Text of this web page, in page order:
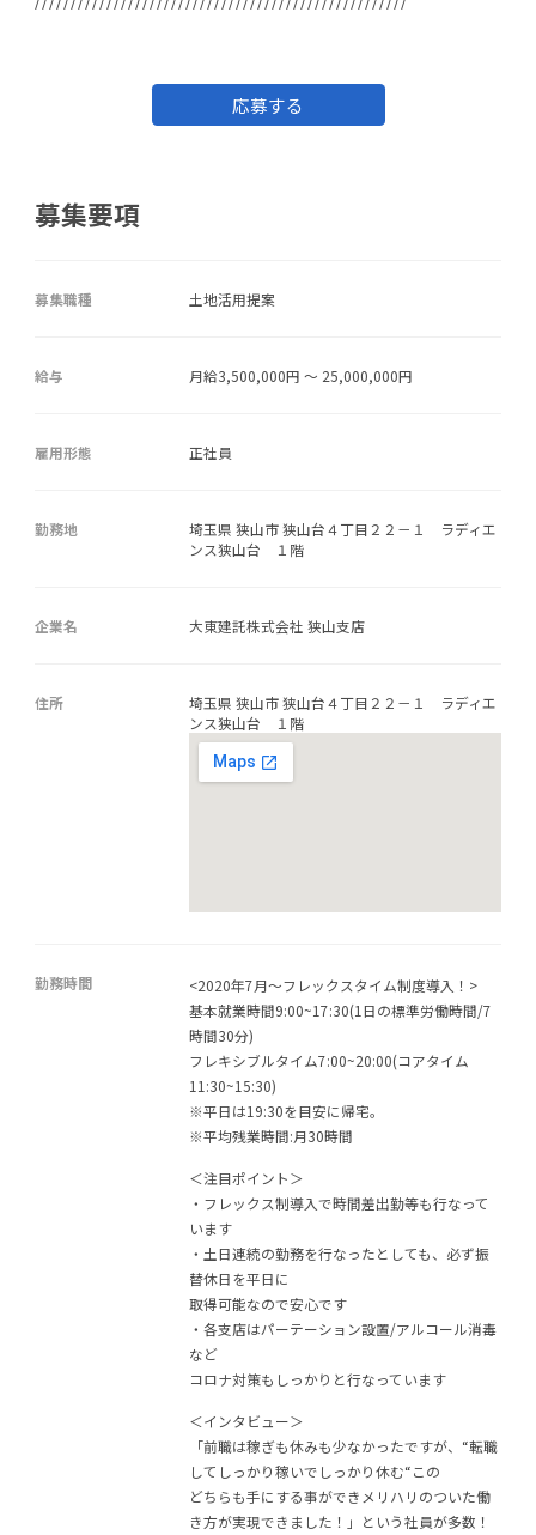
応募する
募集要項
募集職種 土地活用提案
給与 月給3,500,000円 ～ 25,000,000円
雇用形態 正社員
勤務地
埼玉県 狭山市 狭山台４丁目２２－１ ラディエ
ンス狭山台 １階
企業名 大東建託株式会社 狭山支店
住所
埼玉県 狭山市 狭山台４丁目２２－１ ラディエ
ンス狭山台 １階
勤務時間
<2020年7月〜フレックスタイム制度導入！>
基本就業時間9:00~17:30(1日の標準労働時間/7
時間30分)
フレキシブルタイム7:00~20:00(コアタイム
11:30~15:30)
※平日は19:30を目安に帰宅。
※平均残業時間:月30時間
＜注目ポイント＞
・フレックス制導入で時間差出勤等も行なって
います
・土日連続の勤務を行なったとしても、必ず振
替休日を平日に
取得可能なので安心です
・各支店はパーテーション設置/アルコール消毒
など
コロナ対策もしっかりと行なっています
＜インタビュー＞
「前職は稼ぎも休みも少なかったですが、“転職
してしっかり稼いでしっかり休む“この
どちらも手にする事ができメリハリのついた働
き方が実現できました！」という社員が多数！